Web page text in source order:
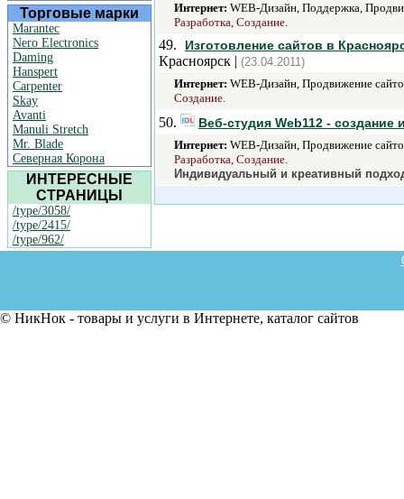
Торговые марки
Marantec
Nero Electronics
Daming
Hanspert
Carpenter
Skay
Avanti
Manuli Stretch
Mr. Blade
Северная Корона
ИНТЕРЕСНЫЕ
СТРАНИЦЫ
/type/3058/
/type/2415/
/type/962/
Интернет: WEB-Дизайн, Поддержка,
Разработка, Создание.
49. Изготовление сайтов в
Красноярск | (23.04.2011)
Интернет: WEB-Дизайн, Продвижение
Создание.
50. Веб-студия Web112 - создание
Интернет: WEB-Дизайн, Продвижение
Разработка, Создание.
Индивидуальный и креативный
© НикНок - товары и услуги в Интернете, каталог сайтов